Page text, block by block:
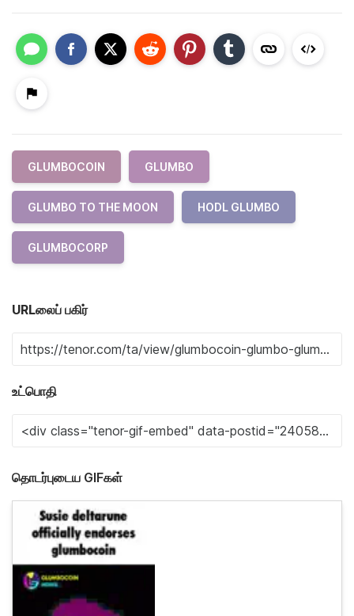
GLUMBOCOIN GLUMBO
GLUMBO TO THE MOON HODL GLUMBO
GLUMBOCORP
URLலைப் பகிர்
உட்பொதி
தொடர்புடைய GIFகள்